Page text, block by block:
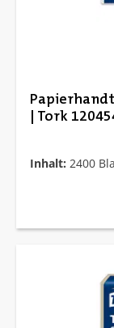
| Tork
Inhalt: 2400